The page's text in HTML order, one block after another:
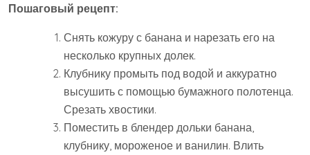
Пошаговый рецепт:
Снять кожуру с банана и нарезать его на
несколько крупных долек.
Клубнику промыть под водой и аккуратно
высушить с помощью бумажного полотенца.
Срезать хвостики.
Поместить в блендер дольки банана,
клубнику, мороженое и ванилин. Влить